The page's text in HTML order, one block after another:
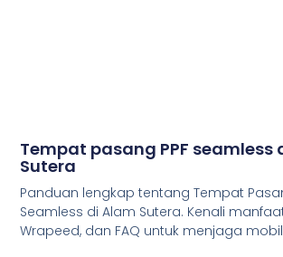
Tempat pasang PPF seamless
Sutera
Panduan lengkap tentang Tempat
Seamless di Alam Sutera. Kenali
Wrapeed, dan FAQ untuk menjaga